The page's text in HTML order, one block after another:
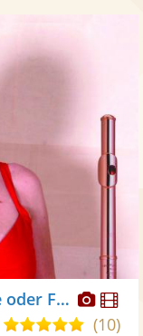
Gudrun Wagner - Flöte & Harfe oder Flöte solo
5,0(10)